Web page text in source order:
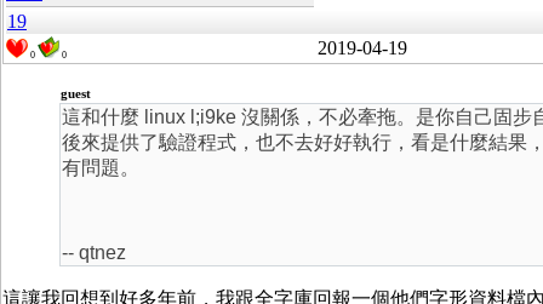
19
0 0 2019-04-19
guest
這和什麼 linux l;i9ke 沒關係，不必牽拖。是你自己固
後來提供了驗證程式，也不去好好執行，看是什麼結果
有問題。
-- qtnez
這讓我回想到好多年前，我跟全字庫回報一個他們字形資料檔